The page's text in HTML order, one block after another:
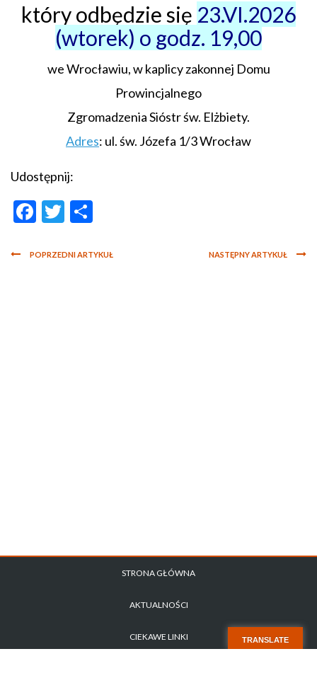
który odbędzie się 23.VI.2026
(wtorek) o godz. 19,00
we Wrocławiu, w kaplicy zakonnej Domu
Prowincjalnego
Zgromadzenia Sióstr św. Elżbiety.
Adres: ul. św. Józefa 1/3 Wrocław
Udostępnij:
Facebook
Twitter
POPRZEDNI ARTYKUŁ NASTĘPNY ARTYKUŁ
TRANSLATE
STRONA GŁÓWNA
AKTUALNOŚCI
CIEKAWE LINKI